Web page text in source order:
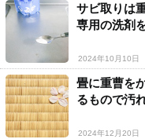
サビ取りは
専用の洗剤
2024年10月10日
畳に重曹を
るもので汚
2024年12月20日